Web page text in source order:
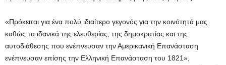
«Πρόκειται για ένα πολύ ιδιαίτερο γεγονός για την κοινότητά μας
καθώς τα ιδανικά της ελευθερίας, της δημοκρατίας και της
αυτοδιάθεσης που ενέπνευσαν την Αμερικανική Επανάσταση
ενέπνευσαν επίσης την Ελληνική Επανάσταση του 1821»,